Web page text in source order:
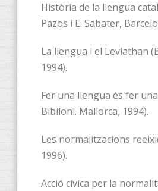
Història de la llengua
Pazos i E. Sabater,
La llengua i el Leviathan
1994).
Fer una llengua és fer
Bibiloni. Mallorca, 1994).
Les normalitzacions
1996).
Acció cívica per la